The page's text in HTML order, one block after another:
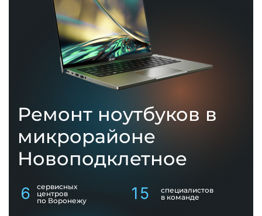
Ремонт ноутбуков в
микрорайоне
Новоподклетное
6
сервисных
центров
по Воронежу
15
специалистов
в команде